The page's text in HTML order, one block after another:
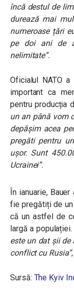
încă destul de
durează mai
numeroase țări
pe doi ani de
nelimitate”.
Oficialul NATO
important ca
pentru producția
un an până vom
depășim acea
pregăti pentru
ușor. Sunt
Ucrainei”.
În ianuarie,
fie pregătiți de
că un astfel de
largă a populației.
este un dat șii de
conflict cu Rusia”
Sursă: The Kyiv